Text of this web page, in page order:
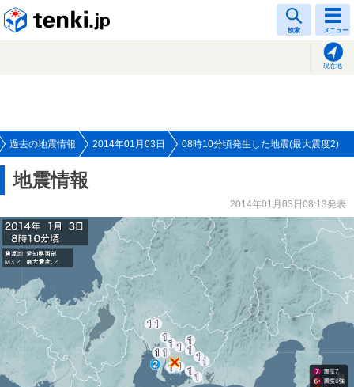
検索 メニュー
現在地
過去の地震情報 2014年01月03日 08時10分頃発生した地震(最大震度2)
地震情報
2014年01月03日08:13発表